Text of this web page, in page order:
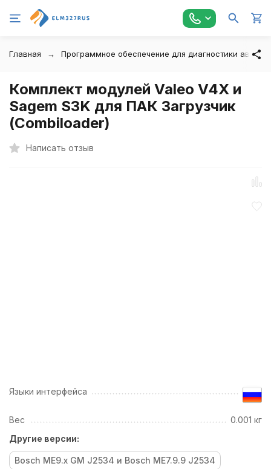
Главная Программное обеспечение для диагностики
Комплект модулей Valeo V4X и
Sagem S3K для ПАК Загрузчик
(Combiloader)
Написать отзыв
Языки интерфейса
Вес
0.001 кг
Другие версии:
Bosch ME9.x GM J2534 и Bosch ME7.9.9 J2534